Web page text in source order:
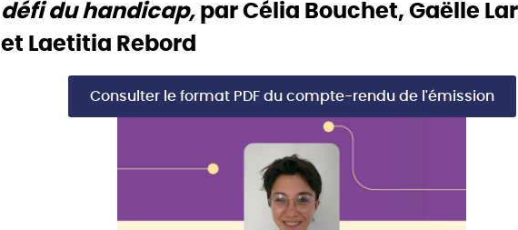
défi du handicap, par Célia Bouchet, Gaëlle
et Laetitia Rebord
Consulter le format PDF du compte-rendu de l'émission